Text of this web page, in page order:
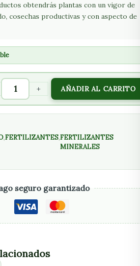
obtendrás plantas con un vigor de
cosechas productivas y con aspecto de
+ AÑADIR AL CARRITO
,FERTILIZANTES,FERTILIZANTES
MINERALES
seguro garantizado